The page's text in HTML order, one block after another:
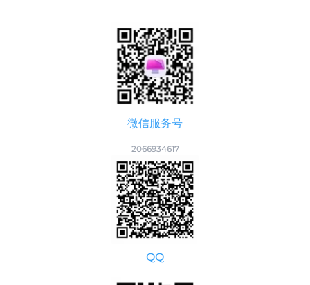
微信服务号
2066934617
QQ